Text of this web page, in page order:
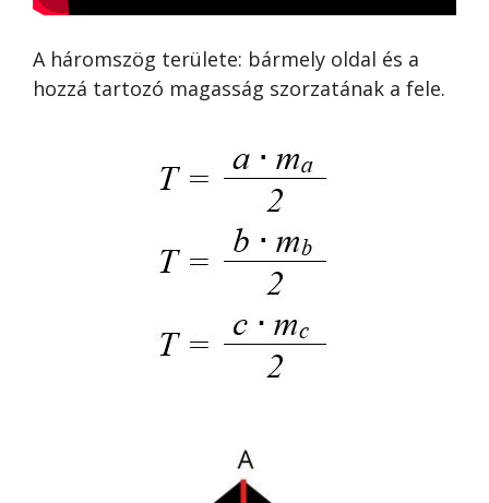
A háromszög területe: bármely oldal és a
hozzá tartozó magasság szorzatának a fele.